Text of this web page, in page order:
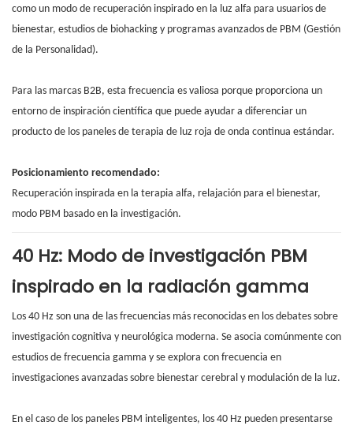
como un modo de recuperación inspirado en la luz alfa para usuarios de
bienestar, estudios de biohacking y programas avanzados de PBM (Gestión
de la Personalidad).
Para las marcas B2B, esta frecuencia es valiosa porque proporciona un
entorno de inspiración científica que puede ayudar a diferenciar un
producto de los paneles de terapia de luz roja de onda continua estándar.
Posicionamiento recomendado:
Recuperación inspirada en la terapia alfa, relajación para el bienestar,
modo PBM basado en la investigación.
40 Hz: Modo de investigación PBM
inspirado en la radiación gamma
Los 40 Hz son una de las frecuencias más reconocidas en los debates sobre
investigación cognitiva y neurológica moderna. Se asocia comúnmente con
estudios de frecuencia gamma y se explora con frecuencia en
investigaciones avanzadas sobre bienestar cerebral y modulación de la luz.
En el caso de los paneles PBM inteligentes, los 40 Hz pueden presentarse